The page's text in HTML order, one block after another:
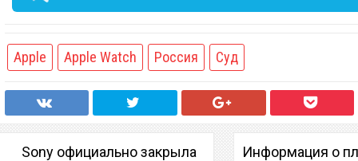
Apple Apple Watch Россия Суд
Sony официально закрыла
Информация о